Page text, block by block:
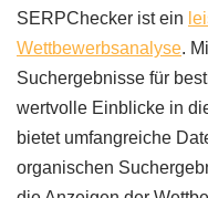
SERPChecker ist ein
Wettbewerbsanalyse.
Suchergebnisse für
wertvolle Einblicke in
bietet umfangreiche
organischen